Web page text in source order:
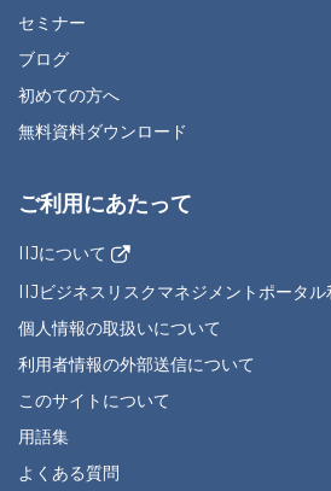
セミナー
ブログ
初めての方へ
無料資料ダウンロード
ご利用にあたって
IIJについて
IIJビジネスリスクマネジメントポータル
個人情報の取扱いについて
利用者情報の外部送信について
このサイトについて
用語集
よくある質問